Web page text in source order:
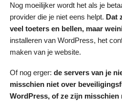
Nog moeilijker wordt het als je
provider die je niet eens helpt. Dat
veel toeters en bellen, maar
installeren van WordPress, het
maken van je website.
Of nog erger: de servers van je
misschien niet over
WordPress, of ze zijn misschien